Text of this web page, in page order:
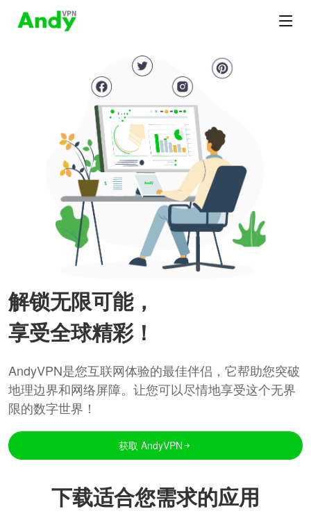
解锁无限可能，
享受全球精彩！
AndyVPN是您互联网体验的最佳伴侣，它帮助您突破
地理边界和网络屏障。让您可以尽情地享受这个无界
限的数字世界！
获取 AndyVPN
下载适合您需求的应用